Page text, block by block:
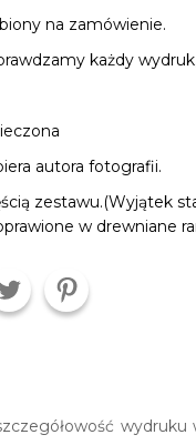
na zamówienie.
każdy
autora fotografii.
zestawu.(Wyjątek
w drewniane